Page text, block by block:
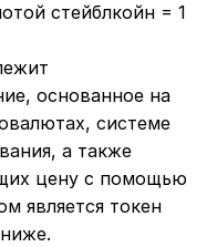
стейблкойн = 1
основанное на
системе
а также
цену с помощью
является токен